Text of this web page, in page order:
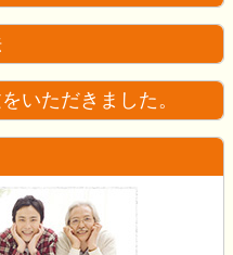
いただきました。